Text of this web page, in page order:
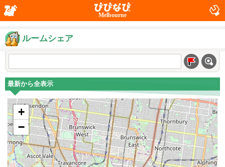
Melbourne
ルームシェア
最新から全表示
+
−